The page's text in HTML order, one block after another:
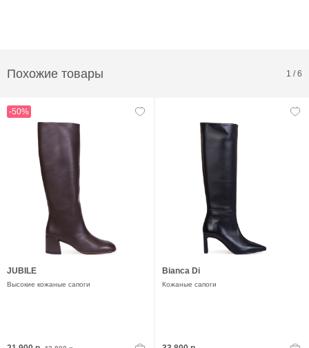
Похожие товары 1 /6
-50%
JUBILE
Высокие кожаные сапоги
Bianca Di
Кожаные сапоги